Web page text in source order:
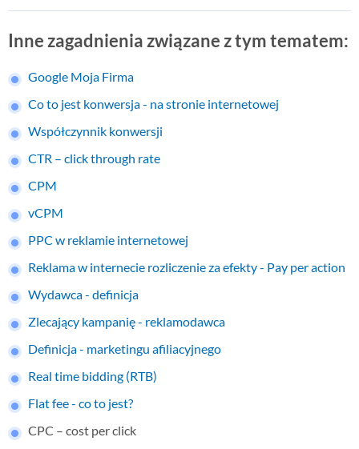
Inne zagadnienia związane z tym tematem:
Google Moja Firma
Co to jest konwersja - na stronie internetowej
Współczynnik konwersji
CTR – click through rate
CPM
vCPM
PPC w reklamie internetowej
Reklama w internecie rozliczenie za efekty - Pay per action
Wydawca - definicja
Zlecający kampanię - reklamodawca
Definicja - marketingu afiliacyjnego
Real time bidding (RTB)
Flat fee - co to jest?
CPC – cost per click